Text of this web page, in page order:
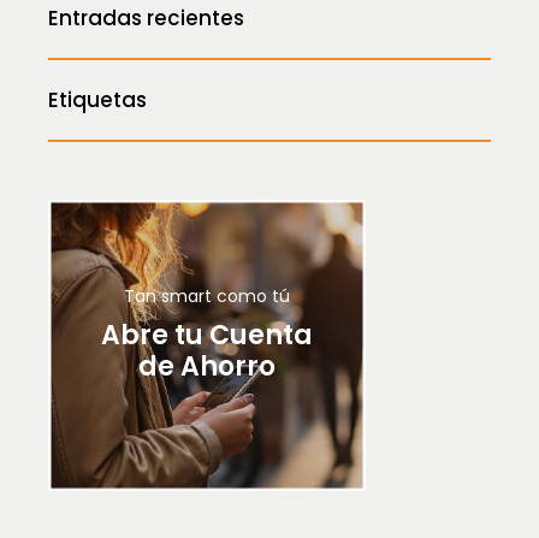
Entradas recientes
Etiquetas
Tan smart como tú
Abre tu Cuenta
de Ahorro